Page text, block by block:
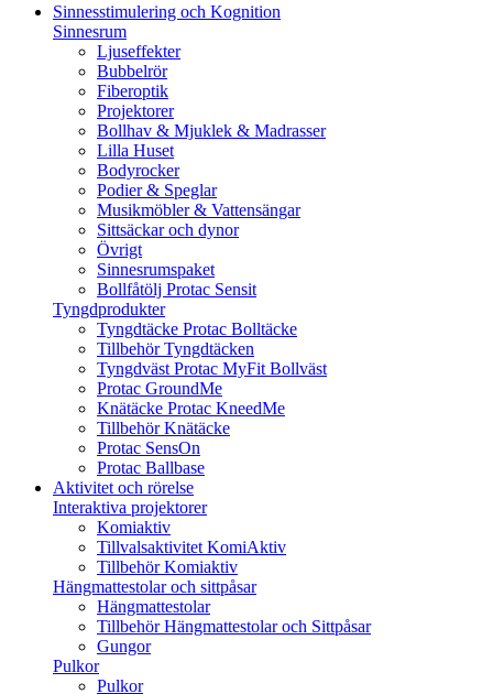
Sinnesstimulering och Kognition
Sinnesrum
Ljuseffekter
Bubbelrör
Fiberoptik
Projektorer
Bollhav & Mjuklek & Madrasser
Lilla Huset
Bodyrocker
Podier & Speglar
Musikmöbler & Vattensängar
Sittsäckar och dynor
Övrigt
Sinnesrumspaket
Bollfåtölj Protac Sensit
Tyngdprodukter
Tyngdtäcke Protac Bolltäcke
Tillbehör Tyngdtäcken
Tyngdväst Protac MyFit Bollväst
Protac GroundMe
Knätäcke Protac KneedMe
Tillbehör Knätäcke
Protac SensOn
Protac Ballbase
Aktivitet och rörelse
Interaktiva projektorer
Komiaktiv
Tillvalsaktivitet KomiAktiv
Tillbehör Komiaktiv
Hängmattestolar och sittpåsar
Hängmattestolar
Tillbehör Hängmattestolar och Sittpåsar
Gungor
Pulkor
Pulkor